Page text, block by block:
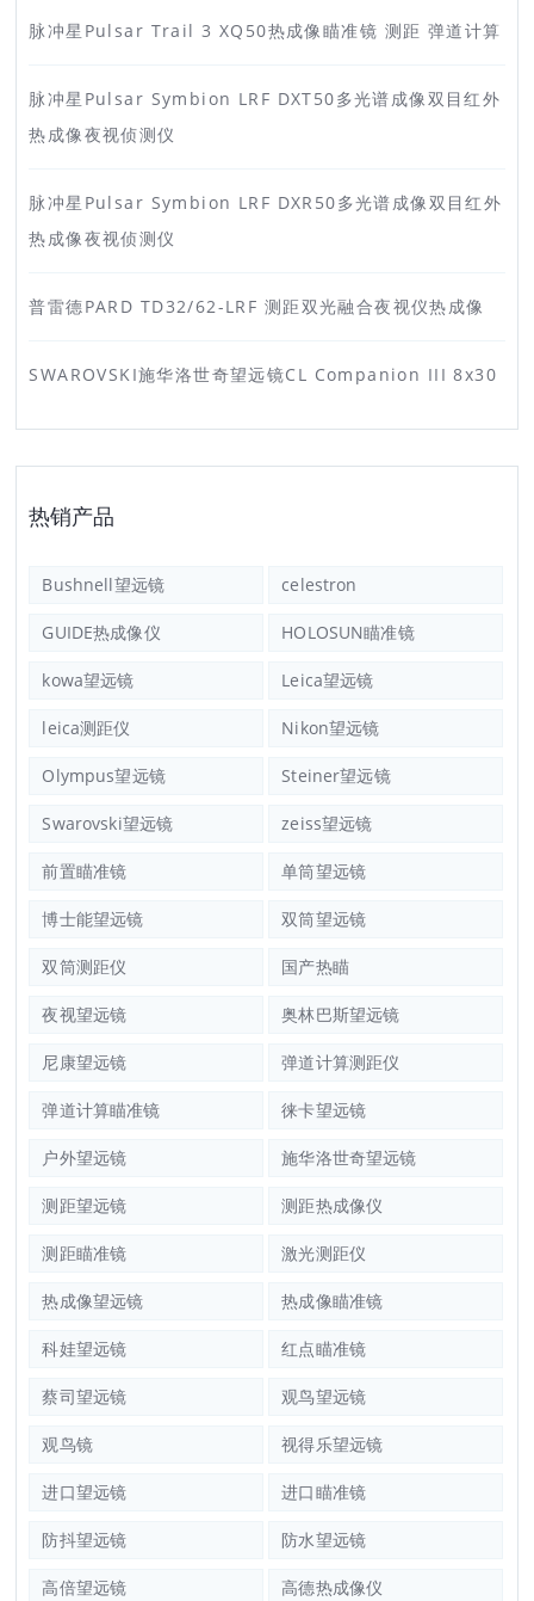
脉冲星Pulsar Trail 3 XQ50热成像瞄准镜 测距 弹道计算
脉冲星Pulsar Symbion LRF DXT50多光谱成像双目红外
热成像夜视侦测仪
脉冲星Pulsar Symbion LRF DXR50多光谱成像双目红外
热成像夜视侦测仪
普雷德PARD TD32/62-LRF 测距双光融合夜视仪热成像
SWAROVSKI施华洛世奇望远镜CL Companion III 8x30
热销产品
Bushnell望远镜 celestron
GUIDE热成像仪 HOLOSUN瞄准镜
kowa望远镜 Leica望远镜
leica测距仪 Nikon望远镜
Olympus望远镜 Steiner望远镜
Swarovski望远镜 zeiss望远镜
前置瞄准镜 单筒望远镜
博士能望远镜 双筒望远镜
双筒测距仪 国产热瞄
夜视望远镜 奥林巴斯望远镜
尼康望远镜 弹道计算测距仪
弹道计算瞄准镜 徕卡望远镜
户外望远镜 施华洛世奇望远镜
测距望远镜 测距热成像仪
测距瞄准镜 激光测距仪
热成像望远镜 热成像瞄准镜
科娃望远镜 红点瞄准镜
蔡司望远镜 观鸟望远镜
观鸟镜 视得乐望远镜
进口望远镜 进口瞄准镜
防抖望远镜 防水望远镜
高倍望远镜 高德热成像仪